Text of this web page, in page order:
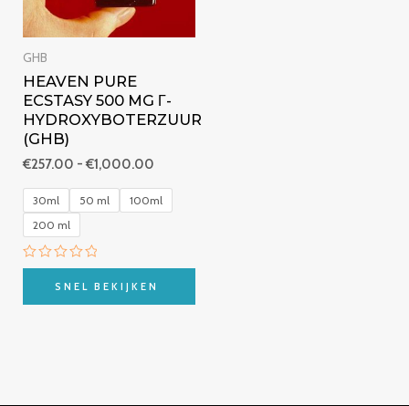
GHB
HEAVEN PURE
ECSTASY 500 MG Γ-
HYDROXYBOTERZUUR
(GHB)
€257.00 - €1,000.00
30ml 50 ml
100ml
200 ml
Beoordeeld
van
SNEL BEKIJKEN